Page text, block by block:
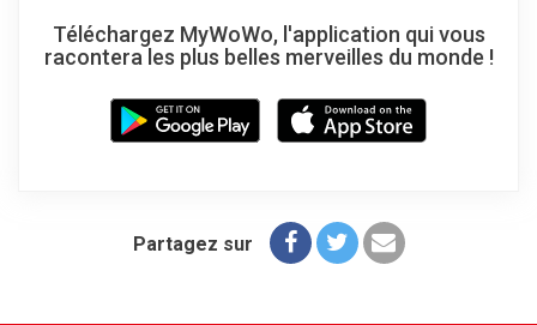
Téléchargez MyWoWo, l'application qui vous
racontera les plus belles merveilles du monde !
Partagez sur